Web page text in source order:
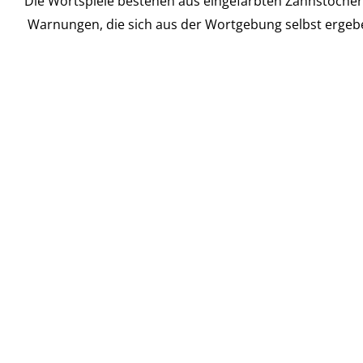
Warnungen, die sich aus der Wortgebung selbst